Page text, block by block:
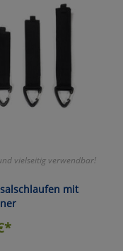
vielseitig verwendbar!
mit